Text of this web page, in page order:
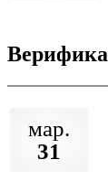
мар.
31